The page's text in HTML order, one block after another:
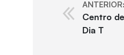
ANTERIOR:
Centro
Dia T